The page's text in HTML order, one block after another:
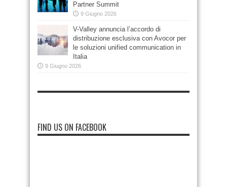
Partner Summit
9 Giugno 2026
V-Valley annuncia l’accordo di
distribuzione esclusiva con Avocor per
le soluzioni unified communication in
Italia
9 Giugno 2026
FIND US ON FACEBOOK